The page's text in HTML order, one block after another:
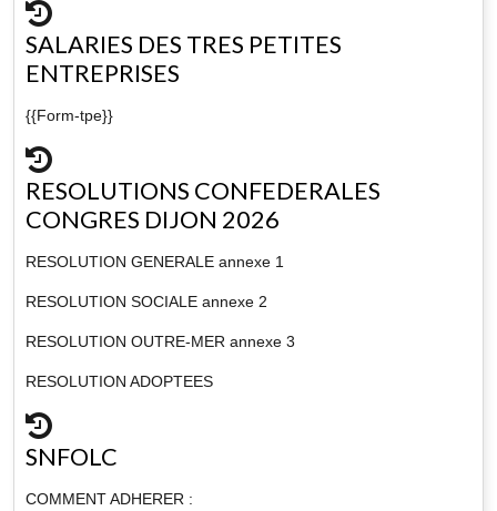
SALARIES DES TRES PETITES
ENTREPRISES
{{Form-tpe}}
RESOLUTIONS CONFEDERALES
CONGRES DIJON 2026
RESOLUTION GENERALE annexe 1
RESOLUTION SOCIALE annexe 2
RESOLUTION OUTRE-MER annexe 3
RESOLUTION ADOPTEES
SNFOLC
COMMENT ADHERER :